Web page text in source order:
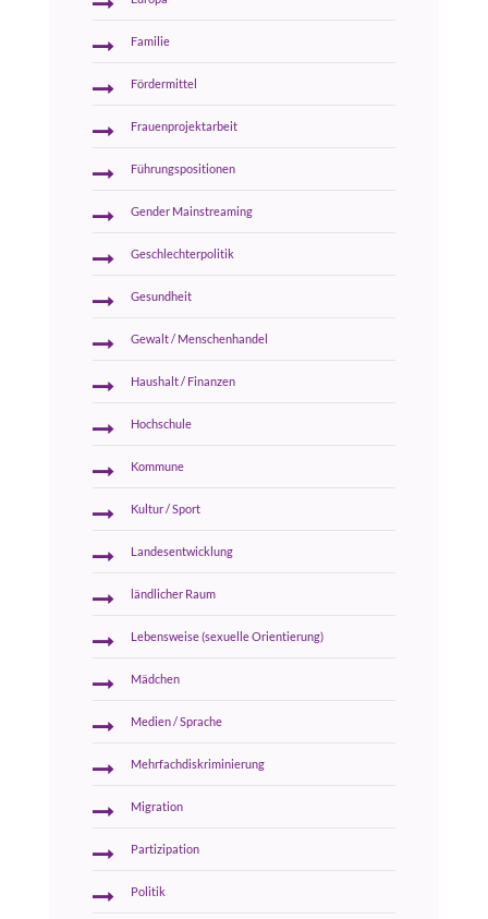
Familie
Fördermittel
Frauenprojektarbeit
Führungspositionen
Gender Mainstreaming
Geschlechterpolitik
Gesundheit
Gewalt / Menschenhandel
Haushalt / Finanzen
Hochschule
Kommune
Kultur / Sport
Landesentwicklung
ländlicher Raum
Lebensweise (sexuelle Orientierung)
Mädchen
Medien / Sprache
Mehrfachdiskriminierung
Migration
Partizipation
Politik